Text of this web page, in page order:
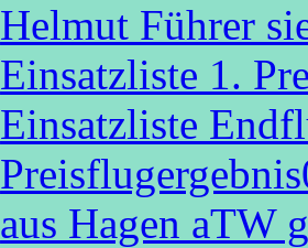
Helmut Führer
Einsatzliste 1.
Einsatzliste
aus Hagen aTW